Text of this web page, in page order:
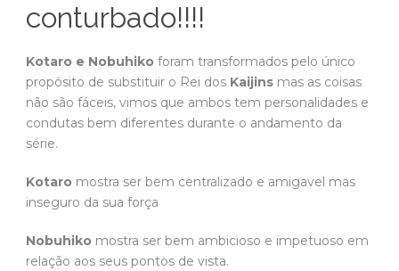
conturbado!!!!
Kotaro e Nobuhiko foram transformados pelo único
propósito de substituir o Rei dos Kaijins mas as coisas
não são fáceis, vimos que ambos tem personalidades e
condutas bem diferentes durante o andamento da
série.
Kotaro mostra ser bem centralizado e amigavel mas
inseguro da sua força
Nobuhiko mostra ser bem ambicioso e impetuoso em
relação aos seus pontos de vista.